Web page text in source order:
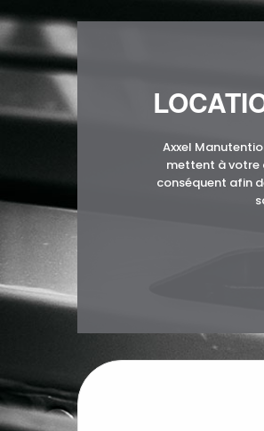
Axxel
mettent à votre
conséquent afin